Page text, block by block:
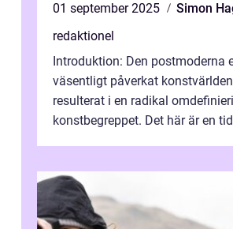
01 september 2025
Simon
redaktionel
Introduktion: Den postmoderna
väsentligt påverkat
resulterat i en radikal
konstbegreppet. Det här är en